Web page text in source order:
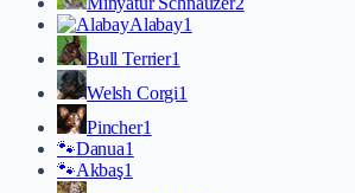
Alabay1
Bull Terrier1
Welsh Corgi1
Pincher1
🐾Danua1
🐾Akbaş1